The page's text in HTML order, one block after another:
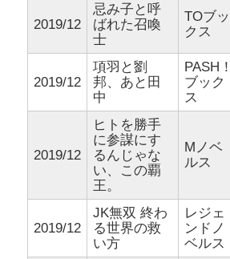
2019/12
忌み子と呼
ばれた召喚
士
TOブッ
クス
2019/12
項羽と劉
邦、あと田
中
PASH！
ブック
ス
2019/12
ヒトを勝手
に参謀にす
るんじゃな
い、この覇
王。
Mノベ
ルス
2019/12
JK無双 終わ
る世界の救
い方
レジェ
ンドノ
ベルス